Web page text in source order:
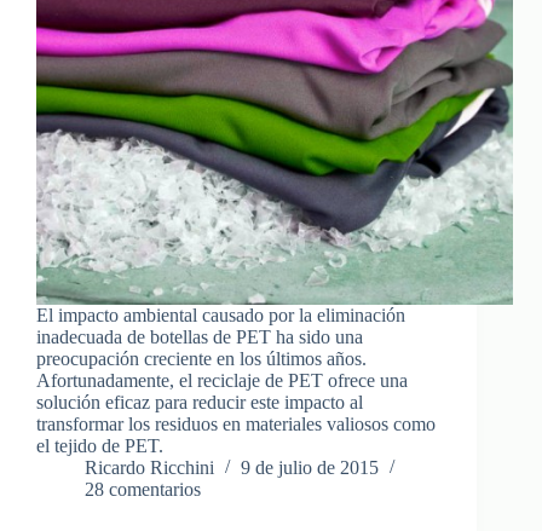
El impacto ambiental causado por la eliminación
inadecuada de botellas de PET ha sido una
preocupación creciente en los últimos años.
Afortunadamente, el reciclaje de PET ofrece una
solución eficaz para reducir este impacto al
transformar los residuos en materiales valiosos como
el tejido de PET.
Ricardo Ricchini
9 de julio de 2015
28 comentarios